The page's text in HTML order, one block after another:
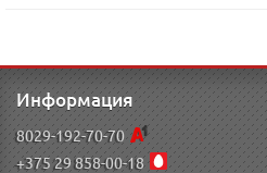
Информация
8029-192-70-70
+375 29 858-00-18